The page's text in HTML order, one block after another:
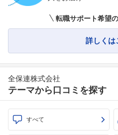
フォロー
転職サポート希望
詳しくは
全保連株式会社
テーマから口コミを探す
すべて